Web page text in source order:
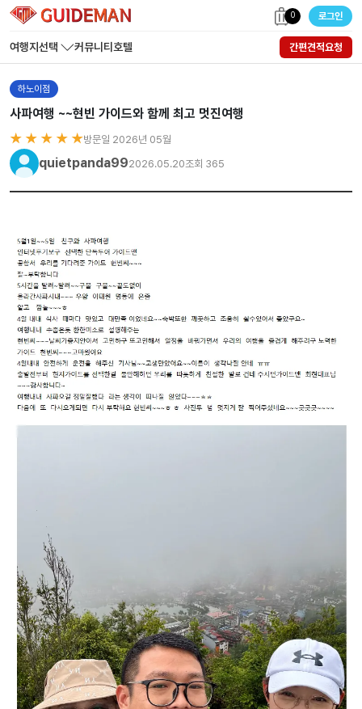
0 로그인
여행지선택 커뮤니티 호텔 간편견적요청
하노이점
사파여행 ~~현빈 가이드와 함께 최고 멋진여행
★ ★ ★ ★ ★방문일 2026년 05월
quietpanda992026.05.20조회 365